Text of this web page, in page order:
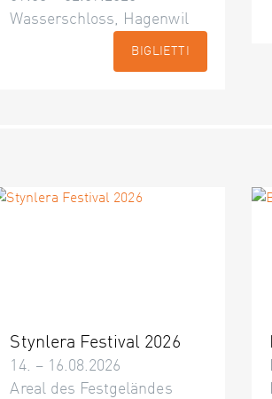
Wasserschloss, Hagenwil
BIGLIETTI
Stynlera Festival 2026
14. – 16.08.2026
Areal des Festgeländes